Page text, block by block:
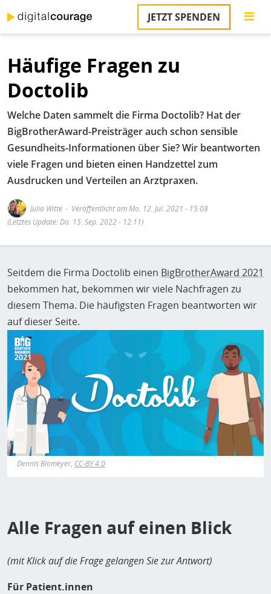
zum
Inhalt
JETZT SPENDEN
Häufige Fragen zu
Doctolib
Welche Daten sammelt die Firma Doctolib? Hat der
BigBrotherAward-Preisträger auch schon sensible
Gesundheits-Informationen über Sie? Wir beantworten
viele Fragen und bieten einen Handzettel zum
Ausdrucken und Verteilen an Arztpraxen.
Julia Witte
Veröffentlicht am Mo. 12. Jul. 2021 - 15:08
(Letztes Update: Do. 15. Sep. 2022 - 12:11)
Seitdem die Firma Doctolib einen BigBrotherAward 2021
bekommen hat, bekommen wir viele Nachfragen zu
diesem Thema. Die häufigsten Fragen beantworten wir
auf dieser Seite.
Dennis Blomeyer, CC-BY 4.0
Alle Fragen auf einen Blick
(mit Klick auf die Frage gelangen Sie zur Antwort)
Für Patient.innen